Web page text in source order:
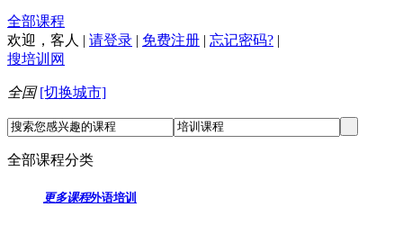
全部课程
欢迎， 客人 | 请登录 | 免费注册 | 忘记密码? |
搜培训网
全国 [切换城市]
全部课程分类
更多课程外语培训